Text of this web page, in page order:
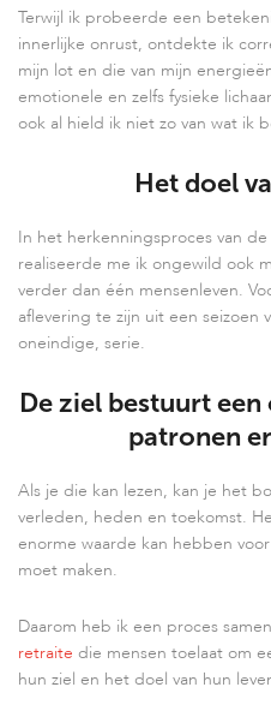
Terwijl ik probeerde een
innerlijke onrust, ontdekte ik
mijn lot en die van mijn
emotionele en zelfs fysieke
ook al hield ik niet zo van wat ik
Het doel
In het herkenningsproces van
realiseerde me ik ongewild ook
verder dan één mensenleven.
aflevering te zijn uit een seizoen
oneindige, serie.
De ziel bestuurt een
patronen
Als je die kan lezen, kan je het
verleden, heden en toekomst.
enorme waarde kan hebben
moet maken.
Daarom heb ik een proces
retraite die mensen toelaat om
hun ziel en het doel van hun